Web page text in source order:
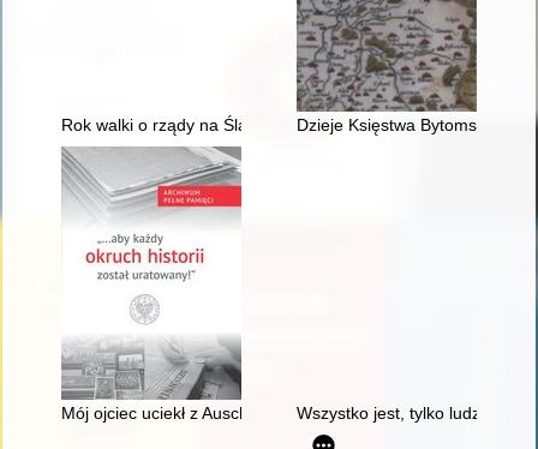
Rok walki o rządy na Śląsku CieszyńskimDzieje Księstwa Bytomskiego
Mój ojciec uciekł z Auschwitz Wszystko jest, tylko ludzi nie